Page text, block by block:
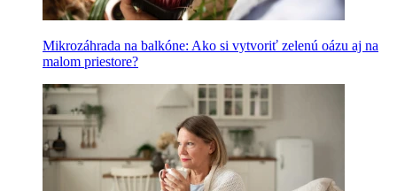
Mikrozáhrada na balkóne: Ako si vytvoriť zelenú oázu aj na
malom priestore?